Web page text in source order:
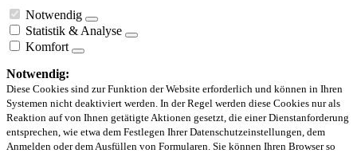
Notwendig
Statistik & Analyse
Komfort
Notwendig:
Diese Cookies sind zur Funktion der Website erforderlich und können in Ihren
Systemen nicht deaktiviert werden. In der Regel werden diese Cookies nur als
Reaktion auf von Ihnen getätigte Aktionen gesetzt, die einer Dienstanforderung
entsprechen, wie etwa dem Festlegen Ihrer Datenschutzeinstellungen, dem
Anmelden oder dem Ausfüllen von Formularen. Sie können Ihren Browser so